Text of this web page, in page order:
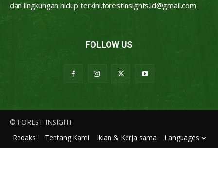
dan lingkungan hidup terkini.forestinsights.id@gmail.com
FOLLOW US
© FOREST INSIGHT
Redaksi
Tentang Kami Iklan & Kerja sama Languages